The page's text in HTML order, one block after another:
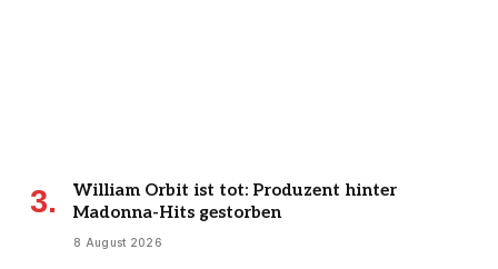
William Orbit ist tot: Produzent hinter
Madonna-Hits gestorben
8 August 2026